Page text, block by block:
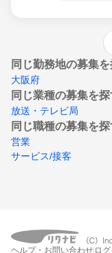
同じ勤務地の募集
大阪府
同じ業種の募集を
放送・テレビ局
同じ職種の募集を
営業
サービス/接客
ヘルプ・お問い合わせ ロ